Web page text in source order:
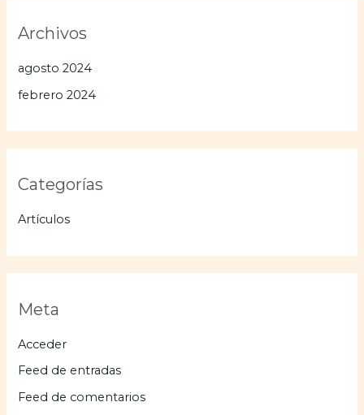
Archivos
agosto 2024
febrero 2024
Categorías
Artículos
Meta
Acceder
Feed de entradas
Feed de comentarios